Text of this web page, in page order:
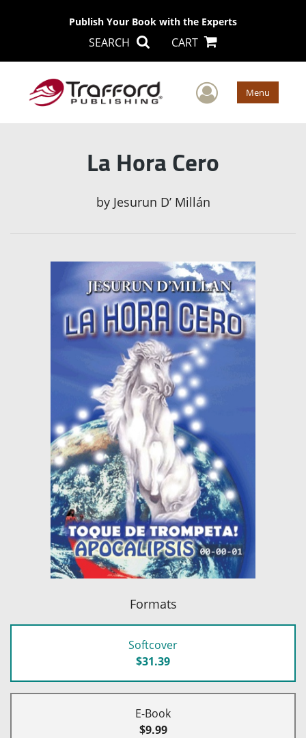
Publish Your Book with the Experts
SEARCH CART
User Menu
La Hora Cero
by Jesurun D’ Millán
Formats
Softcover
$31.39
E-Book
$9.99